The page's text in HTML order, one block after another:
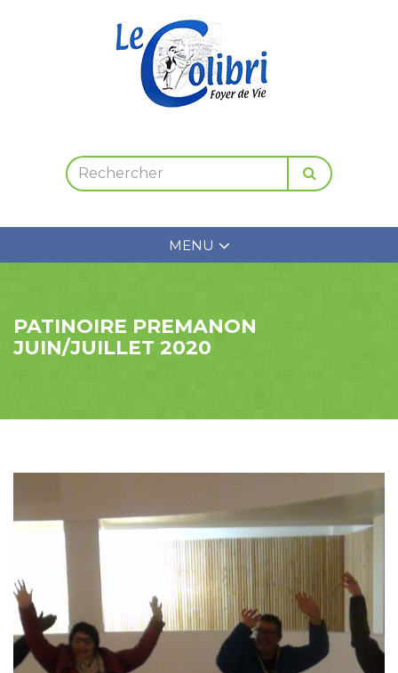
MENU
PATINOIRE PREMANON
JUIN/JUILLET 2020